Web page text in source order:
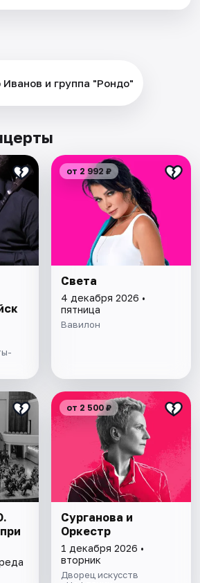
и группа "Рондо"
от 2 992 ₽
Света
4 декабря 2026 •
пятница
Вавилон
от 2 500 ₽
Сурганова и
Оркестр
1 декабря 2026 •
вторник
Дворец искусств